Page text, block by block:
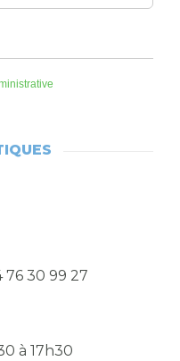
76 30 99 27
à 17h30